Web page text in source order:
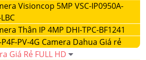
Visioncop 5MP VSC-IP0950A-
Thân IP 4MP DHI-TPC-BF1241
PV-4G Camera Dahua Giá rẻ
Giá Rẻ FULL HD